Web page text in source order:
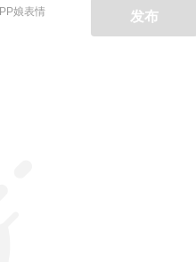
发布
PP娘表情